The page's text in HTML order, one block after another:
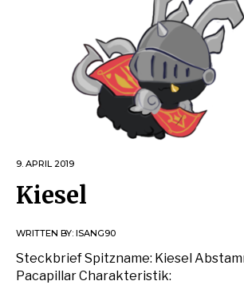
9. APRIL 2019
Kiesel
WRITTEN BY: ISANG90
Steckbrief Spitzname: Kiesel
Pacapillar Charakteristik: